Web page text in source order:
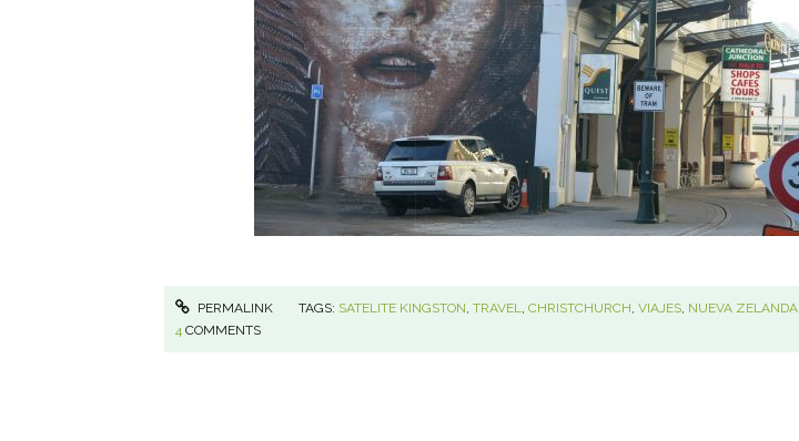
PERMALINK TAGS: SATELITE KINGSTON,TRAVEL,CHRISTCHURCH,VIAJES, NUEVA ZELANDA
4 COMMENTS